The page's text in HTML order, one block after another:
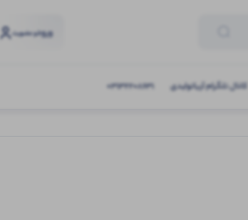
ورودو عضویت
کانال تلگرام آریاتولیدی 03132208631